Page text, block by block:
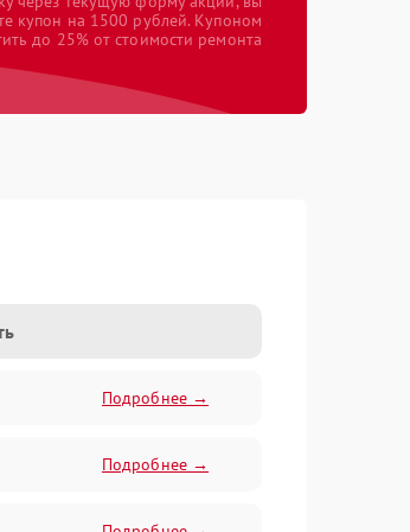
купон на 1500 рублей. Купоном
до 25% от стоимости ремонта
Подробнее →
Подробнее →